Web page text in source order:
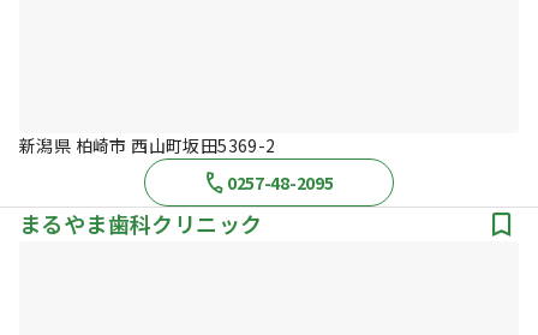
新潟県 柏崎市 西山町坂田5369-2
0257-48-2095
まるやま歯科クリニック